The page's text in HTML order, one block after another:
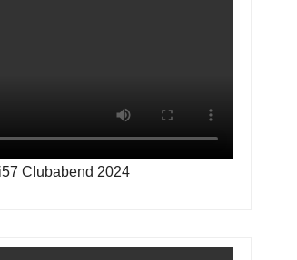
Clubabend 2024